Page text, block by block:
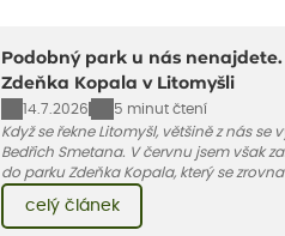
Podobný park u nás
Zdeňka Kopala v Litomyšli
14.7.2026
5 minut čtení
Když se řekne Litomyšl, většině z nás se
Bedřich Smetana. V červnu jsem však
do parku Zdeňka Kopala, který se
nim pár řádků o tom, jak tento jedinečný
celý článek